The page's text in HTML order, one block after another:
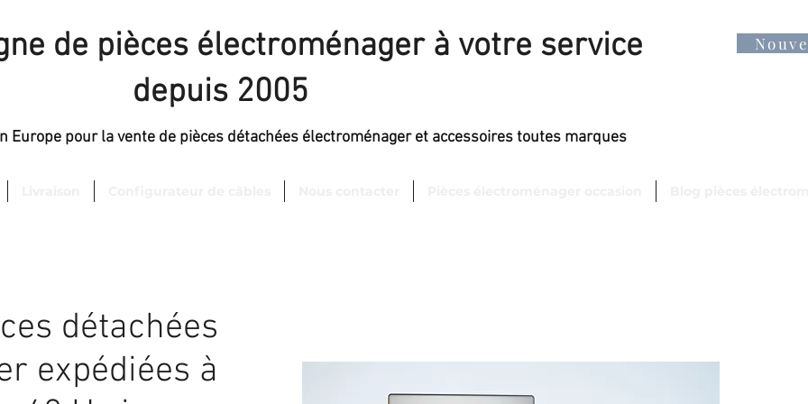
de pièces électroménager à votre service
depuis 2005
Europe pour la vente de pièces détachées électroménager et accessoires toutes marques
détachées
expédiées à